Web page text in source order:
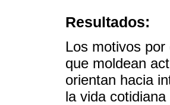
Resultados:
Los motivos
que moldean
orientan hacia
la vida